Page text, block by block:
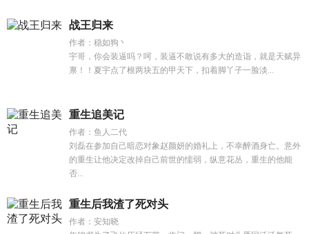
战王归来
作者：稳如狗丶
宇哥，你会装逼吗？呵，装逼不敢说有多大的造诣，就是天赋异
禀！！夏宇点了根两块五的甲天下，扣着脚丫子一脸淡...
重生追美记
作者：鱼人二代
刘磊在参加自己暗恋对象赵颜妍的婚礼上，不幸醉酒身亡。意外
的重生让他决定改掉自己前世的懦弱，纵意花丛，重生的他能
否...
重生后我渣了死对头
作者：安知晓